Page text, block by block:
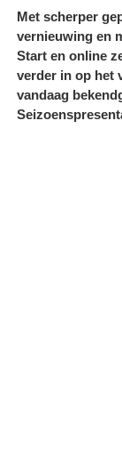
Met scherper
vernieuwing en
Start en online
verder in op het
vandaag